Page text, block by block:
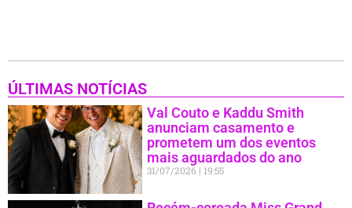
ÚLTIMAS NOTÍCIAS
Val Couto e Kaddu Smith
anunciam casamento e
prometem um dos eventos
mais aguardados do ano
31/07/2026 19:55